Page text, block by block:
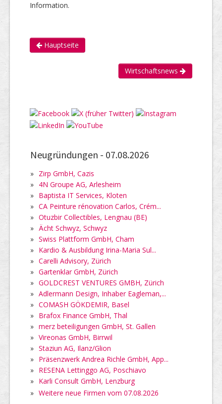
Information.
Hauptseite
Wirtschaftsnews
Neugründungen - 07.08.2026
» Zirp GmbH, Cazis
» 4N Groupe AG, Arlesheim
» Baptista IT Services, Kloten
» CA Peinture rénovation Carlos, Crém...
» Otuzbir Collectibles, Lengnau (BE)
» Ächt Schwyz, Schwyz
» Swiss Plattform GmbH, Cham
» Kardio & Ausbildung Irina-Maria Sul...
» Carelli Advisory, Zürich
» Gartenklar GmbH, Zürich
» GOLDCREST VENTURES GMBH, Zürich
» Adlermann Design, Inhaber Eagleman,...
» COMASH GÖKDEMIR, Basel
» Brafox Finance GmbH, Thal
» merz beteiligungen GmbH, St. Gallen
» Vireonas GmbH, Birrwil
» Staziun AG, Ilanz/Glion
» Präsenzwerk Andrea Richle GmbH, App...
» RESENA Lettinggo AG, Poschiavo
» Karli Consult GmbH, Lenzburg
» Weitere neue Firmen vom 07.08.2026